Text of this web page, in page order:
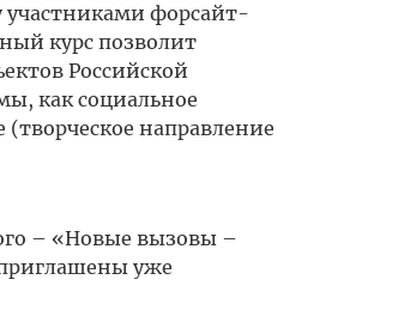
форсайт-
курс позволит
Российской
как социальное
направление
– «Новые вызовы –
уже